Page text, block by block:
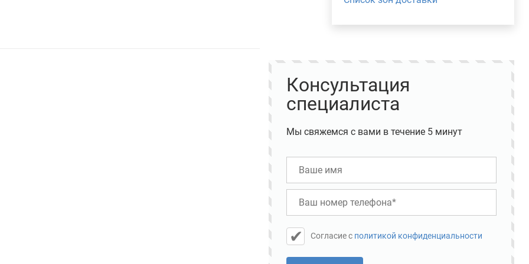
Консультация
специалиста
Мы свяжемся с вами в течение 5 минут
Cогласие с политикой конфиденциальности